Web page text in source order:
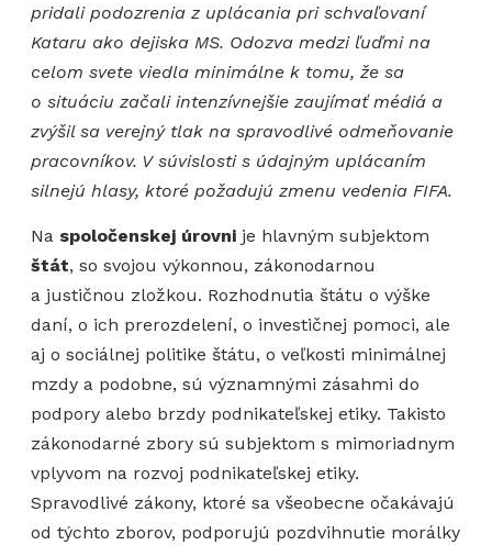
pridali podozrenia z uplácania pri schvaľovaní
Kataru ako dejiska MS. Odozva medzi ľuďmi na
celom svete viedla minimálne k tomu, že sa
o situáciu začali intenzívnejšie zaujímať médiá a
zvýšil sa verejný tlak na spravodlivé odmeňovanie
pracovníkov. V súvislosti s údajným uplácaním
silnejú hlasy, ktoré požadujú zmenu vedenia FIFA.
Na spoločenskej úrovni je hlavným subjektom
štát, so svojou výkonnou, zákonodarnou
a justičnou zložkou. Rozhodnutia štátu o výške
daní, o ich prerozdelení, o investičnej pomoci, ale
aj o sociálnej politike štátu, o veľkosti minimálnej
mzdy a podobne, sú významnými zásahmi do
podpory alebo brzdy podnikateľskej etiky. Takisto
zákonodarné zbory sú subjektom s mimoriadnym
vplyvom na rozvoj podnikateľskej etiky.
Spravodlivé zákony, ktoré sa všeobecne očakávajú
od týchto zborov, podporujú pozdvihnutie morálky